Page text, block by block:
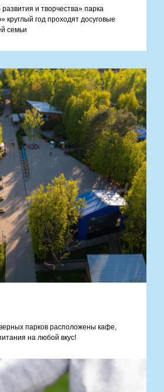
и творчества» парка
круглый год проходят досуговые
семьи
парков расположены кафе,
на любой вкус!